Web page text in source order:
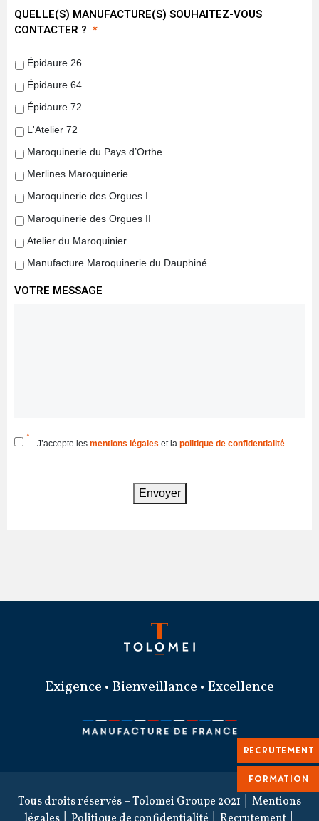
QUELLE(S) MANUFACTURE(S) SOUHAITEZ-VOUS
CONTACTER ? *
Épidaure 26
Épidaure 64
Épidaure 72
L'Atelier 72
Maroquinerie du Pays d’Orthe
Merlines Maroquinerie
Maroquinerie des Orgues I
Maroquinerie des Orgues II
Atelier du Maroquinier
Manufacture Maroquinerie du Dauphiné
VOTRE MESSAGE
RGPD *
J’accepte les mentions légales et la politique de confidentialité.
*
Envoyer
RECRUTEMENT
FORMATION
Exigence • Bienveillance • Excellence
Tous droits réservés – Tolomei Groupe 2021 │ Mentions